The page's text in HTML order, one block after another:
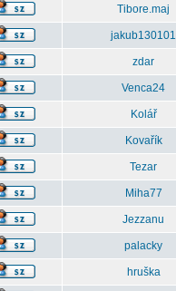
Tibore.maj
jakub130101
zdar
Venca24
Kolář
Kovařík
Tezar
Miha77
Jezzanu
palacky
hruška